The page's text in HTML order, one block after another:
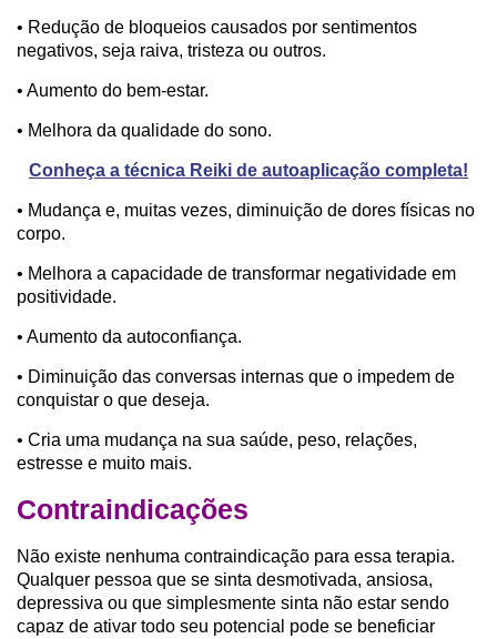
• Redução de bloqueios causados por sentimentos
negativos, seja raiva, tristeza ou outros.
• Aumento do bem-estar.
• Melhora da qualidade do sono.
Conheça a técnica Reiki de autoaplicação completa!
• Mudança e, muitas vezes, diminuição de dores físicas no
corpo.
• Melhora a capacidade de transformar negatividade em
positividade.
• Aumento da autoconfiança.
• Diminuição das conversas internas que o impedem de
conquistar o que deseja.
• Cria uma mudança na sua saúde, peso, relações,
estresse e muito mais.
Contraindicações
Não existe nenhuma contraindicação para essa terapia.
Qualquer pessoa que se sinta desmotivada, ansiosa,
depressiva ou que simplesmente sinta não estar sendo
capaz de ativar todo seu potencial pode se beneficiar